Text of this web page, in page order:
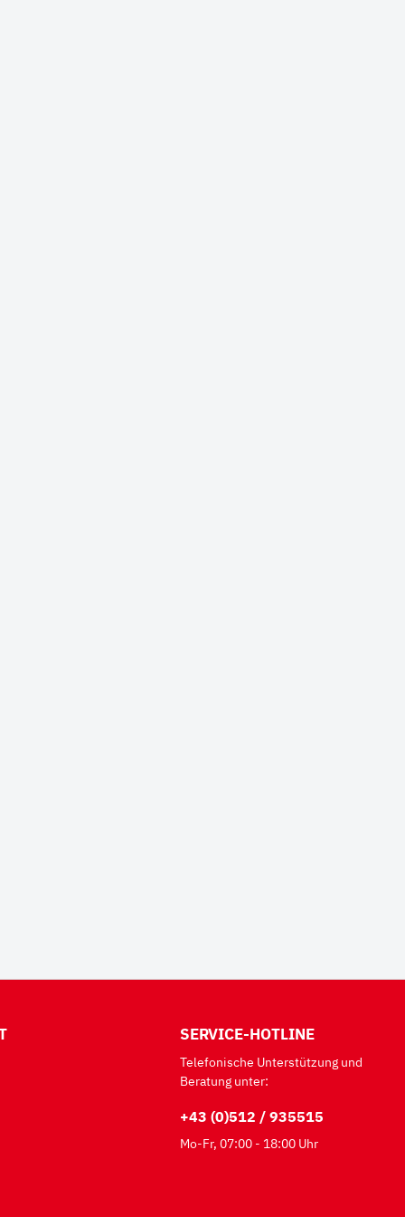
SERVICE-HOTLINE
Telefonische Unterstützung und
Beratung unter:
+43 (0)512 / 935515
Mo-Fr, 07:00 - 18:00 Uhr